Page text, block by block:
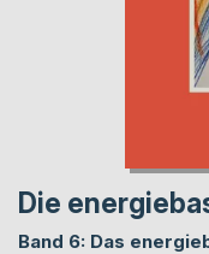
Die
Band 6: Das